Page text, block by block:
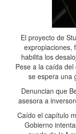
El proyecto de
expropiaciones,
habilita los
Pese a la caída
se espera una
Denuncian que
asesora a
Caído el capítulo
Gobierno